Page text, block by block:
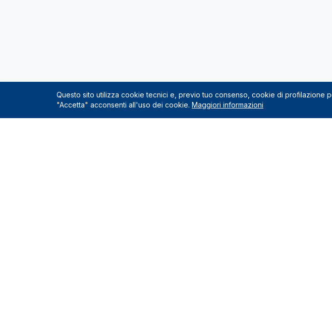
Questo sito utilizza cookie tecnici e, previo tuo consenso, cookie di profilazione
"Accetta" acconsenti all'uso dei cookie. Maggiori informazioni